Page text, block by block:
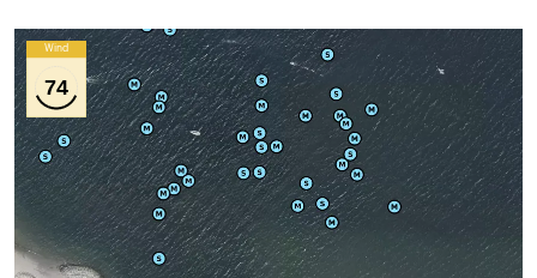
Wind
74